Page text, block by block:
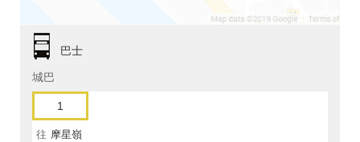
巴士
城巴
1
往 摩星嶺